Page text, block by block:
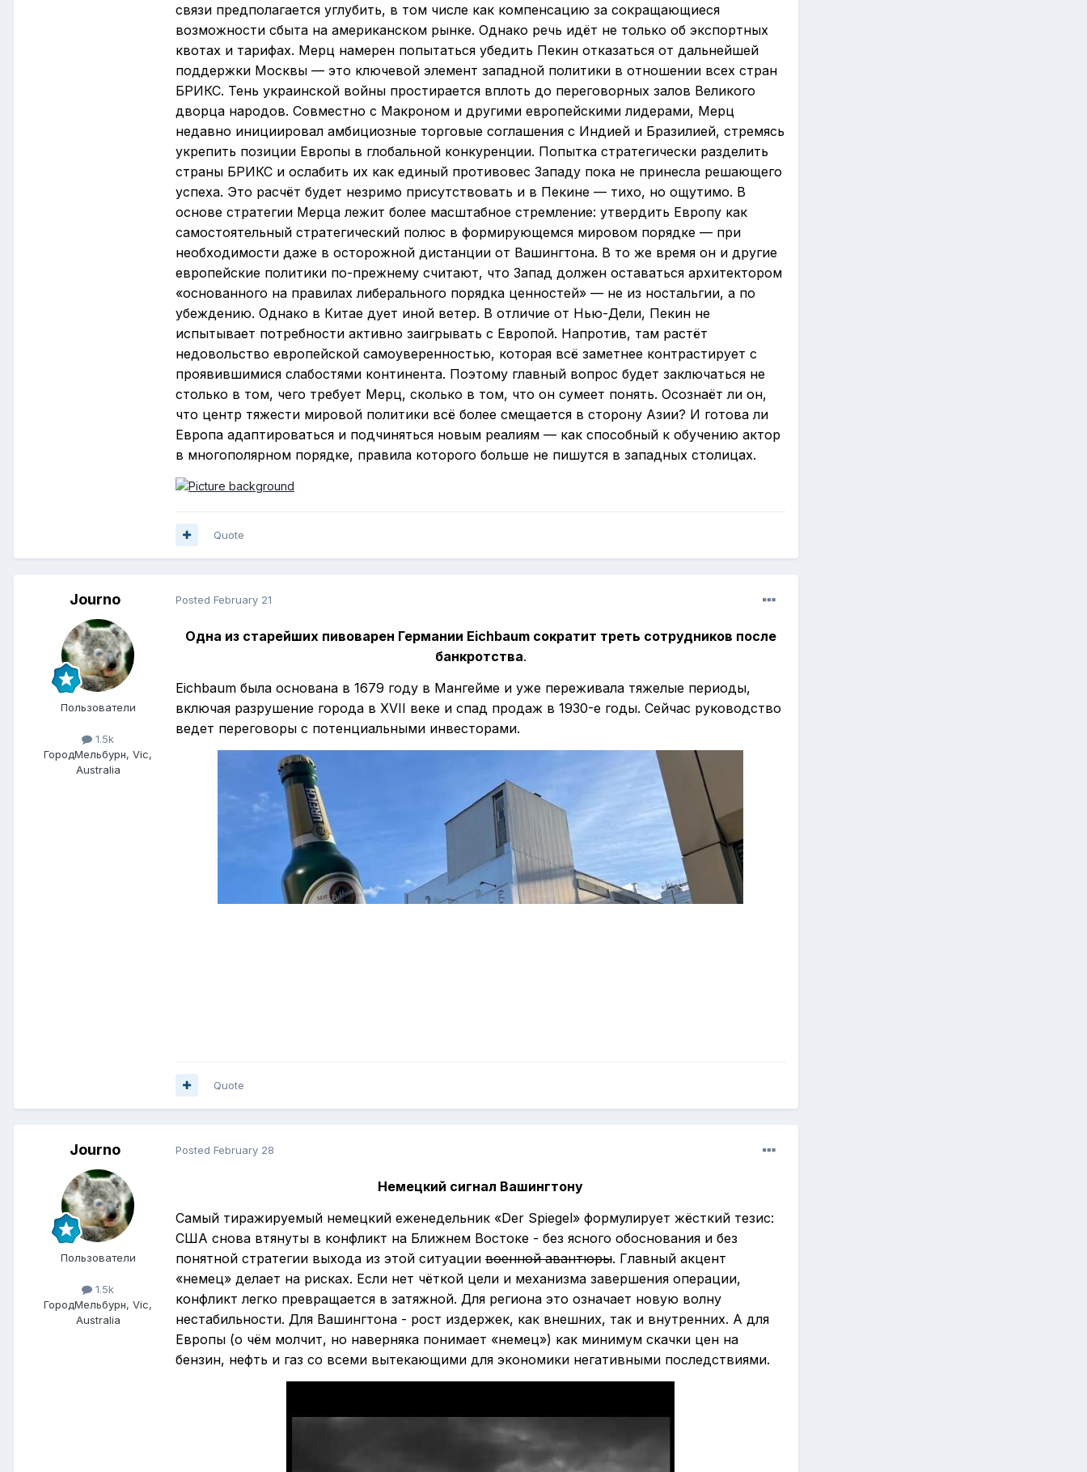
связи предполагается углубить, в том числе как компенсацию за сокращающиеся
возможности сбыта на американском рынке. Однако речь идёт не только об экспортных
квотах и тарифах. Мерц намерен попытаться убедить Пекин отказаться от дальнейшей
поддержки Москвы — это ключевой элемент западной политики в отношении всех стран
БРИКС. Тень украинской войны простирается вплоть до переговорных залов Великого
дворца народов. Совместно с Макроном и другими европейскими лидерами, Мерц
недавно инициировал амбициозные торговые соглашения с Индией и Бразилией, стремясь
укрепить позиции Европы в глобальной конкуренции. Попытка стратегически разделить
страны БРИКС и ослабить их как единый противовес Западу пока не принесла решающего
успеха. Это расчёт будет незримо присутствовать и в Пекине — тихо, но ощутимо. В
основе стратегии Мерца лежит более масштабное стремление: утвердить Европу как
самостоятельный стратегический полюс в формирующемся мировом порядке — при
необходимости даже в осторожной дистанции от Вашингтона. В то же время он и другие
европейские политики по-прежнему считают, что Запад должен оставаться архитектором
«основанного на правилах либерального порядка ценностей» — не из ностальгии, а по
убеждению. Однако в Китае дует иной ветер. В отличие от Нью-Дели, Пекин не
испытывает потребности активно заигрывать с Европой. Напротив, там растёт
недовольство европейской самоуверенностью, которая всё заметнее контрастирует с
проявившимися слабостями континента. Поэтому главный вопрос будет заключаться не
столько в том, чего требует Мерц, сколько в том, что он сумеет понять. Осознаёт ли он,
что центр тяжести мировой политики всё более смещается в сторону Азии? И готова ли
Европа адаптироваться и подчиняться новым реалиям — как способный к обучению актор
в многополярном порядке, правила которого больше не пишутся в западных столицах.
Quote
Journo
Пользователи
1.5k
ГородМельбурн, Vic,
Australia
Posted February 21
Одна из старейших пивоварен Германии Eichbaum сократит треть сотрудников после
банкротства.
Eichbaum была основана в 1679 году в Мангейме и уже переживала тяжелые периоды,
включая разрушение города в XVII веке и спад продаж в 1930-е годы. Сейчас руководство
ведет переговоры с потенциальными инвесторами.
Quote
Journo
Пользователи
1.5k
ГородМельбурн, Vic,
Australia
Posted February 28
Немецкий сигнал Вашингтону
Самый тиражируемый немецкий еженедельник «Der Spiegel» формулирует жёсткий тезис:
США снова втянуты в конфликт на Ближнем Востоке - без ясного обоснования и без
понятной стратегии выхода из этой ситуации военной авантюры. Главный акцент
«немец» делает на рисках. Если нет чёткой цели и механизма завершения операции,
конфликт легко превращается в затяжной. Для региона это означает новую волну
нестабильности. Для Вашингтона - рост издержек, как внешних, так и внутренних. А для
Европы (о чём молчит, но наверняка понимает «немец») как минимум скачки цен на
бензин, нефть и газ со всеми вытекающими для экономики негативными последствиями.